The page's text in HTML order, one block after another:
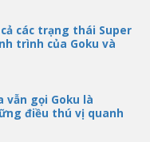
các trạng thái Super
trình của Goku và
vẫn gọi Goku là
điều thú vị quanh